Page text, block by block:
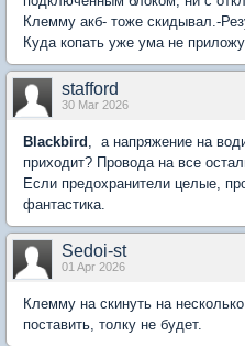
Клемму акб- тоже скидывал.-
Куда копать уже ума не
stafford
30 Mar 2026
Blackbird , а напряжение на
приходит? Провода на все
Если предохранители целые,
фантастика.
Sedoi-st
01 Apr 2026
Клемму на скинуть на
поставить, толку не будет.